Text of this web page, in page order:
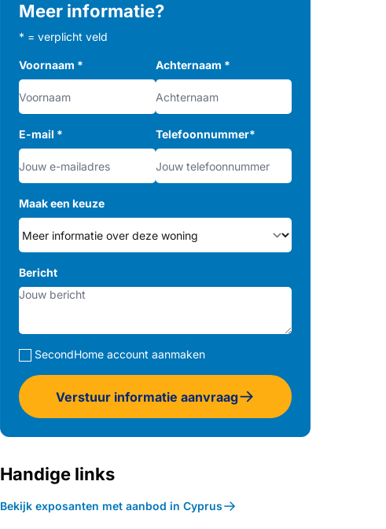
Meer informatie?
* = verplicht veld
Voornaam * Achternaam *
E-mail * Telefoonnummer*
Maak een keuze
Bericht
SecondHome account aanmaken
Verstuur informatie aanvraag
Handige links
Bekijk exposanten met aanbod in Cyprus